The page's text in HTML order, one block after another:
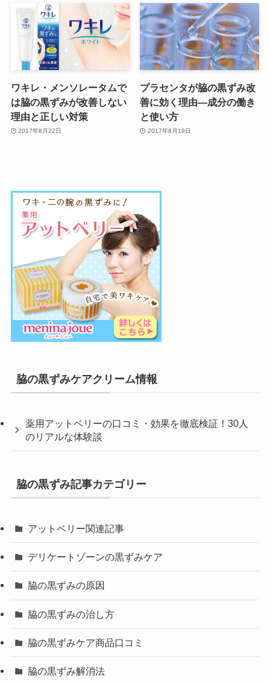
ワキレ・メンソレータムで
は脇の黒ずみが改善しない
理由と正しい対策
2017年8月22日
プラセンタが脇の黒ずみ改
善に効く理由—成分の働き
と使い方
2017年8月19日
脇の黒ずみケアクリーム情報
薬用アットベリーの口コミ・効果を徹底検証！30人
のリアルな体験談
脇の黒ずみ記事カテゴリー
アットベリー関連記事
デリケートゾーンの黒ずみケア
脇の黒ずみの原因
脇の黒ずみの治し方
脇の黒ずみケア商品口コミ
脇の黒ずみ解消法